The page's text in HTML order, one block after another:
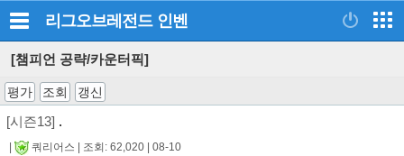
리그오브레전드 인벤
[챔피언 공략/카운터픽]
평가 조회 갱신
[시즌13] .
쿼리어스 조회: 62,020 08-10